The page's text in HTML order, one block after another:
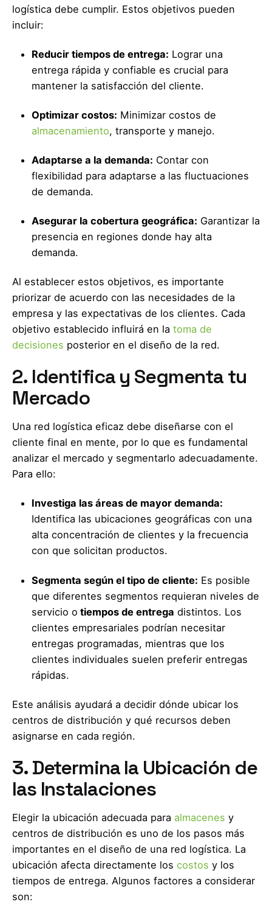
logística debe cumplir. Estos objetivos pueden
incluir:
Reducir tiempos de entrega: Lograr una
entrega rápida y confiable es crucial para
mantener la satisfacción del cliente.
Optimizar costos: Minimizar costos de
almacenamiento, transporte y manejo.
Adaptarse a la demanda: Contar con
flexibilidad para adaptarse a las fluctuaciones
de demanda.
Asegurar la cobertura geográfica: Garantizar la
presencia en regiones donde hay alta
demanda.
Al establecer estos objetivos, es importante
priorizar de acuerdo con las necesidades de la
empresa y las expectativas de los clientes. Cada
objetivo establecido influirá en la toma de
decisiones posterior en el diseño de la red.
2. Identifica y Segmenta tu
Mercado
Una red logística eficaz debe diseñarse con el
cliente final en mente, por lo que es fundamental
analizar el mercado y segmentarlo adecuadamente.
Para ello:
Investiga las áreas de mayor demanda:
Identifica las ubicaciones geográficas con una
alta concentración de clientes y la frecuencia
con que solicitan productos.
Segmenta según el tipo de cliente: Es posible
que diferentes segmentos requieran niveles de
servicio o tiempos de entrega distintos. Los
clientes empresariales podrían necesitar
entregas programadas, mientras que los
clientes individuales suelen preferir entregas
rápidas.
Este análisis ayudará a decidir dónde ubicar los
centros de distribución y qué recursos deben
asignarse en cada región.
3. Determina la Ubicación de
las Instalaciones
Elegir la ubicación adecuada para almacenes y
centros de distribución es uno de los pasos más
importantes en el diseño de una red logística. La
ubicación afecta directamente los costos y los
tiempos de entrega. Algunos factores a considerar
son: